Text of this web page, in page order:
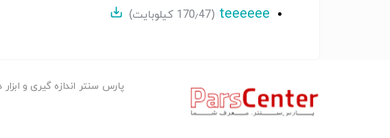
مقررات EU REACH (EC) شماره 1907/2006 فهرست نامزدهای فعلی ECHA: ژوئن 2023
حاوی REACH SVHC نیست
محتوای هالوژن کم نیست - حاوی Br یا Cl > 900
teeeeee (170٫47 کیلوبایت)
پارس سنتر اندازه گیری و